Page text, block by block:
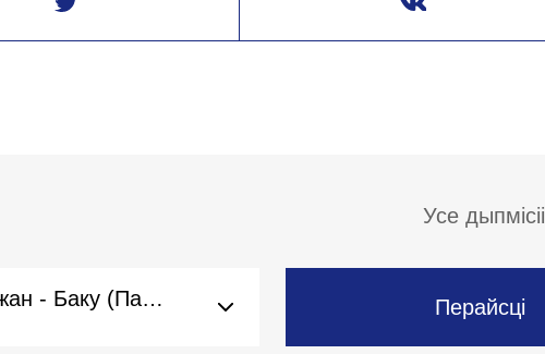
Усе дыпмісіі
Азербайджан - Баку (Пасольства) Перайсці